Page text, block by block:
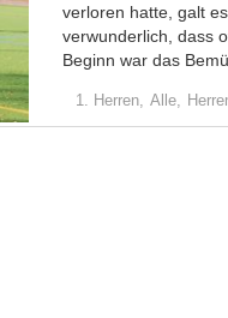
verloren hatte, galt
verwunderlich, dass
Beginn war das
1. Herren, Alle,